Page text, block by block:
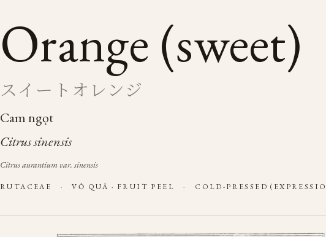
Orange (sweet)
スイートオレンジ
Cam ngọt
Citrus sinensis
Citrus aurantium var. sinensis
RUTACEAE · VỎ QUẢ · FRUIT PEEL · COLD-PRESSED